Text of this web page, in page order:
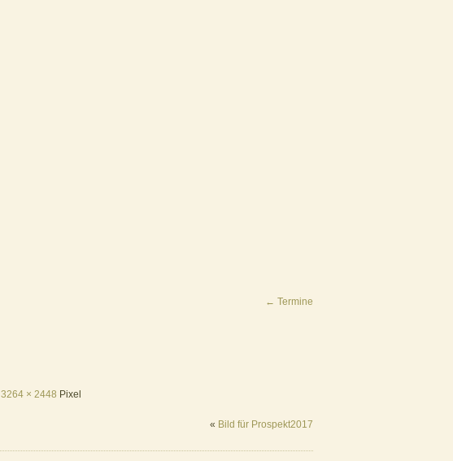
← Termine
3264 × 2448 Pixel
« Bild für Prospekt2017